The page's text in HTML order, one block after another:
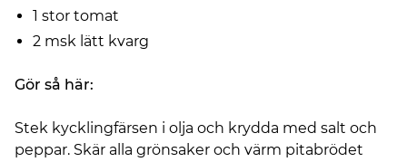
1 stor tomat
2 msk lätt kvarg
Gör så här:
Stek kycklingfärsen i olja och krydda med salt och
peppar. Skär alla grönsaker och värm pitabrödet